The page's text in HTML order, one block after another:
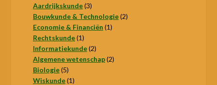
producten
Aardrijkskunde 33
producten
Bouwkunde & Technologie 22
Economie & Financiën 11
Rechtskunde 11
product
Informatiekunde 22
producten
Algemene wetenschap 22
Biologie 55
producten
Wiskunde 11